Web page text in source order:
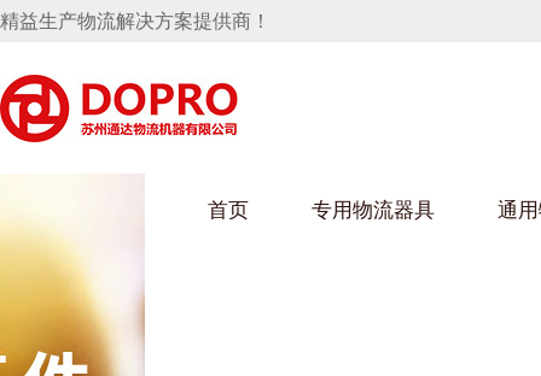
精益生产物流解决方案提供商！
首页 专用物流器具
葫芦娃下载最污架
通
车
桶水箱支架
行业